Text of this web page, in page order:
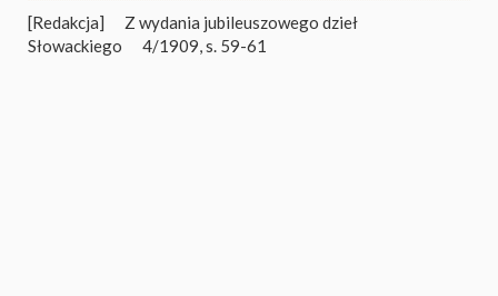
[Redakcja]
Z wydania jubileuszowego dzieł
Słowackiego
4/1909, s. 59-61